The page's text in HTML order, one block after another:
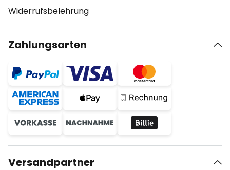
Widerrufsbelehrung
Zahlungsarten
Versandpartner